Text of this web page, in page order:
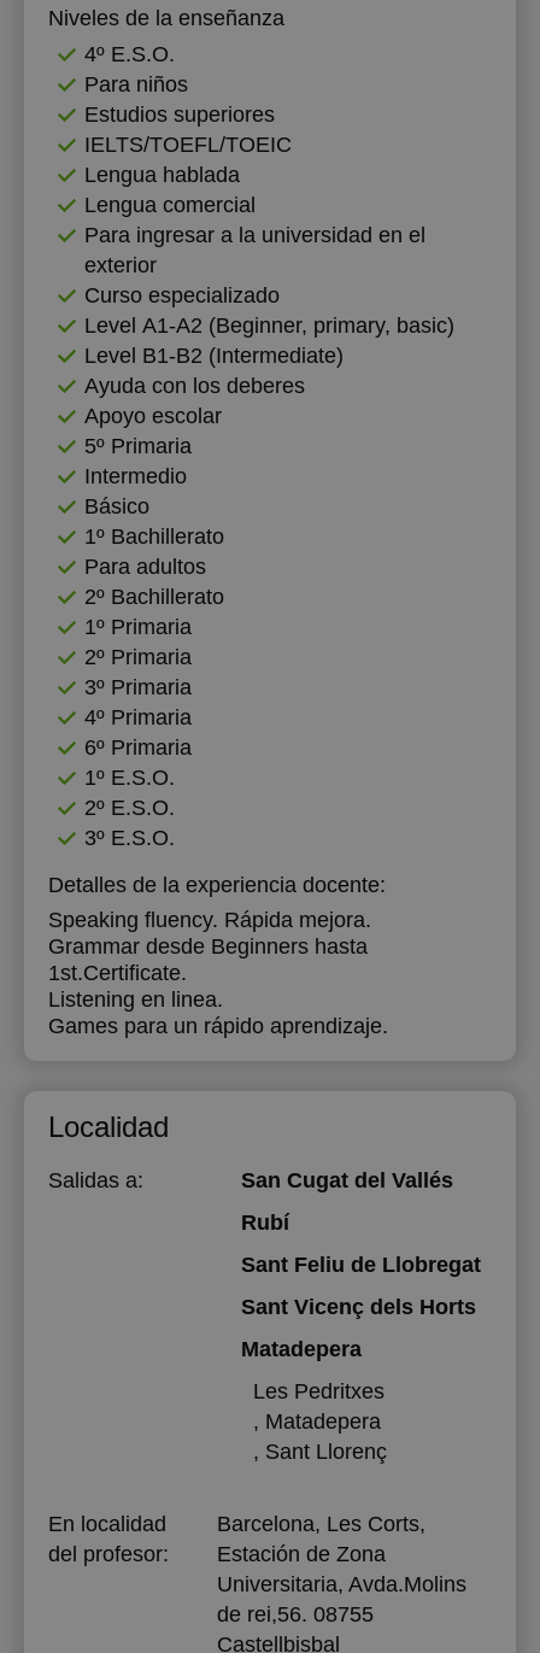
Niveles de la enseñanza
4º E.S.O.
Para niños
Estudios superiores
IELTS/TOEFL/TOEIC
Lengua hablada
Lengua comercial
Para ingresar a la universidad en el
exterior
Curso especializado
Level А1-А2 (Beginner, primary, basic)
Level B1-B2 (Intermediate)
Ayuda con los deberes
Apoyo escolar
5º Primaria
Intermedio
Básico
1º Bachillerato
Para adultos
2º Bachillerato
1º Primaria
2º Primaria
3º Primaria
4º Primaria
6º Primaria
1º E.S.O.
2º E.S.O.
3º E.S.O.
Detalles de la experiencia docente:
Speaking fluency. Rápida mejora.
Grammar desde Beginners hasta
1st.Certificate.
Listening en linea.
Games para un rápido aprendizaje.
Localidad
Salidas a:
San Cugat del Vallés
Rubí
Sant Feliu de Llobregat
Sant Vicenç dels Horts
Matadepera
Les Pedritxes
, Matadepera
, Sant Llorenç
En localidad
del profesor:
Barcelona, Les Corts,
Estación de Zona
Universitaria, Avda.Molins
de rei,56. 08755
Castellbisbal
14:30
15:00
15:30
17:00
17:30
18:00
18:30
19:30
20:00